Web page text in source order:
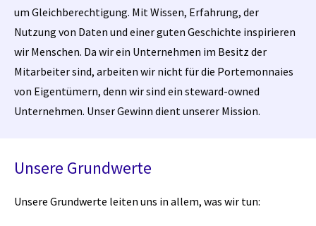
um Gleichberechtigung. Mit Wissen, Erfahrung, der
Nutzung von Daten und einer guten Geschichte inspirieren
wir Menschen. Da wir ein Unternehmen im Besitz der
Mitarbeiter sind, arbeiten wir nicht für die Portemonnaies
von Eigentümern, denn wir sind ein steward-owned
Unternehmen. Unser Gewinn dient unserer Mission.
Unsere Grundwerte
Unsere Grundwerte leiten uns in allem, was wir tun: